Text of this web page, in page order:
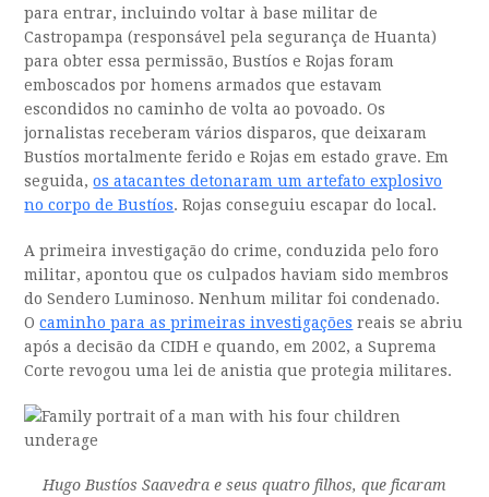
para entrar, incluindo voltar à base militar de
Castropampa (responsável pela segurança de Huanta)
para obter essa permissão, Bustíos e Rojas foram
emboscados por homens armados que estavam
escondidos no caminho de volta ao povoado. Os
jornalistas receberam vários disparos, que deixaram
Bustíos mortalmente ferido e Rojas em estado grave. Em
seguida,os atacantes detonaram um artefato explosivo
no corpo de Bustíos. Rojas conseguiu escapar do local.
A primeira investigação do crime, conduzida pelo foro
militar, apontou que os culpados haviam sido membros
do Sendero Luminoso. Nenhum militar foi condenado.
Ocaminho para as primeiras investigações reais se abriu
após a decisão da CIDH e quando, em 2002, a Suprema
Corte revogou uma lei de anistia que protegia militares.
Hugo Bustíos Saavedra e seus quatro filhos, que ficaram